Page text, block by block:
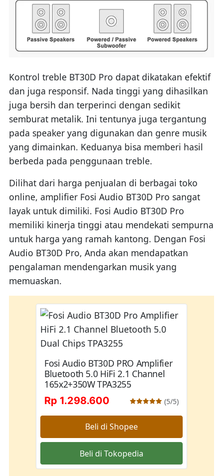
Kontrol treble BT30D Pro dapat dikatakan efektif
dan juga responsif. Nada tinggi yang dihasilkan
juga bersih dan terperinci dengan sedikit
semburat metalik. Ini tentunya juga tergantung
pada speaker yang digunakan dan genre musik
yang dimainkan. Keduanya bisa memberi hasil
berbeda pada penggunaan treble.
Dilihat dari harga penjualan di berbagai toko
online, amplifier Fosi Audio BT30D Pro sangat
layak untuk dimiliki. Fosi Audio BT30D Pro
memiliki kinerja tinggi atau mendekati sempurna
untuk harga yang ramah kantong. Dengan Fosi
Audio BT30D Pro, Anda akan mendapatkan
pengalaman mendengarkan musik yang
memuaskan.
Fosi Audio BT30D PRO Amplifier
Bluetooth 5.0 HiFi 2.1 Channel
165x2+350W TPA3255
Rp 1.298.600
(5/5)
Beli di Shopee
Beli di Tokopedia